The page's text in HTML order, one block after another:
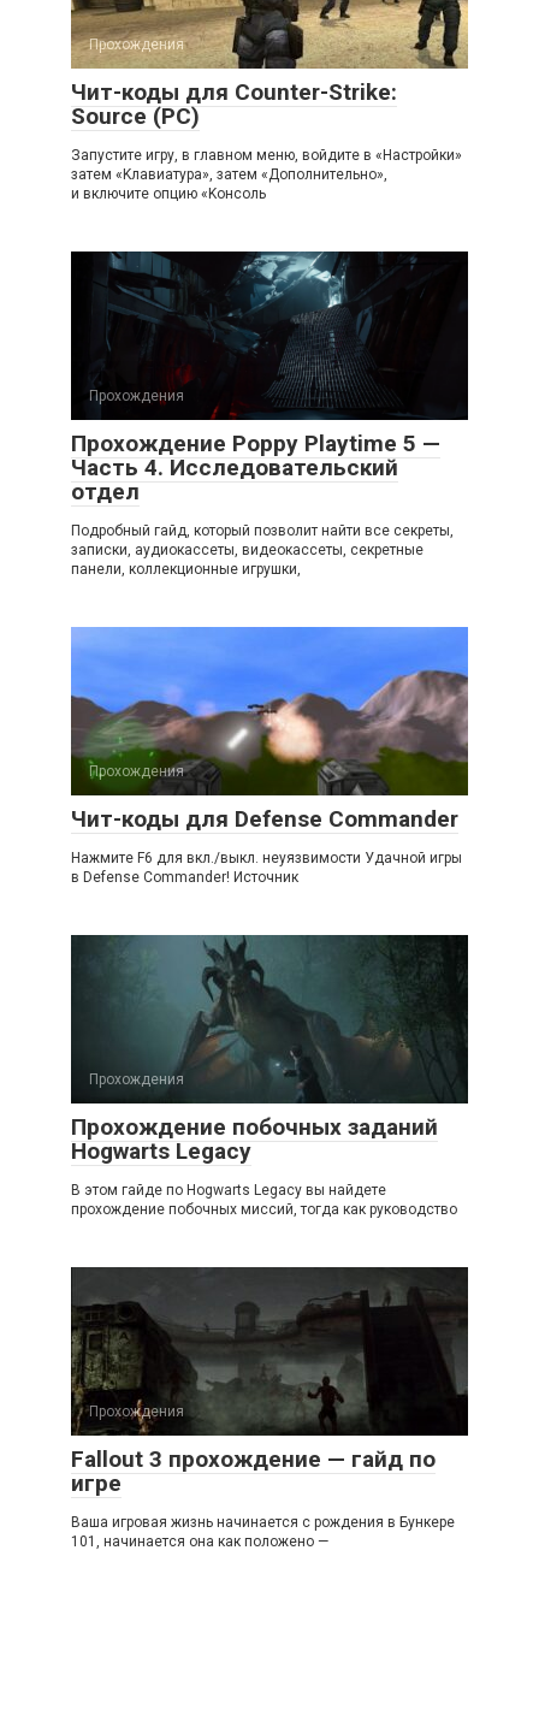
Прохождения
Чит-коды для Counter-Strike:
Source (PC)
Запустите игру, в главном меню, войдите в «Настройки»
затем «Kлaвиaтypa», зaтeм «Дoпoлнитeльнo»,
и включитe oпцию «Koнcoль
Прохождения
Прохождение Poppy Playtime 5 —
Часть 4. Исследовательский
отдел
Подробный гайд, который позволит найти все секреты,
записки, аудиокассеты, видеокассеты, секретные
панели, коллекционные игрушки,
Прохождения
Чит-коды для Defense Commander
Нажмите F6 для вкл./выкл. неуязвимости Удачной игры
в Defense Commander! Источник
Прохождения
Прохождение побочных заданий
Hogwarts Legacy
В этом гайде по Hogwarts Legacy вы найдете
прохождение побочных миссий, тогда как руководство
Прохождения
Fallout 3 прохождение — гайд по
игре
Ваша игровая жизнь начинается с рождения в Бункере
101, начинается она как положено —